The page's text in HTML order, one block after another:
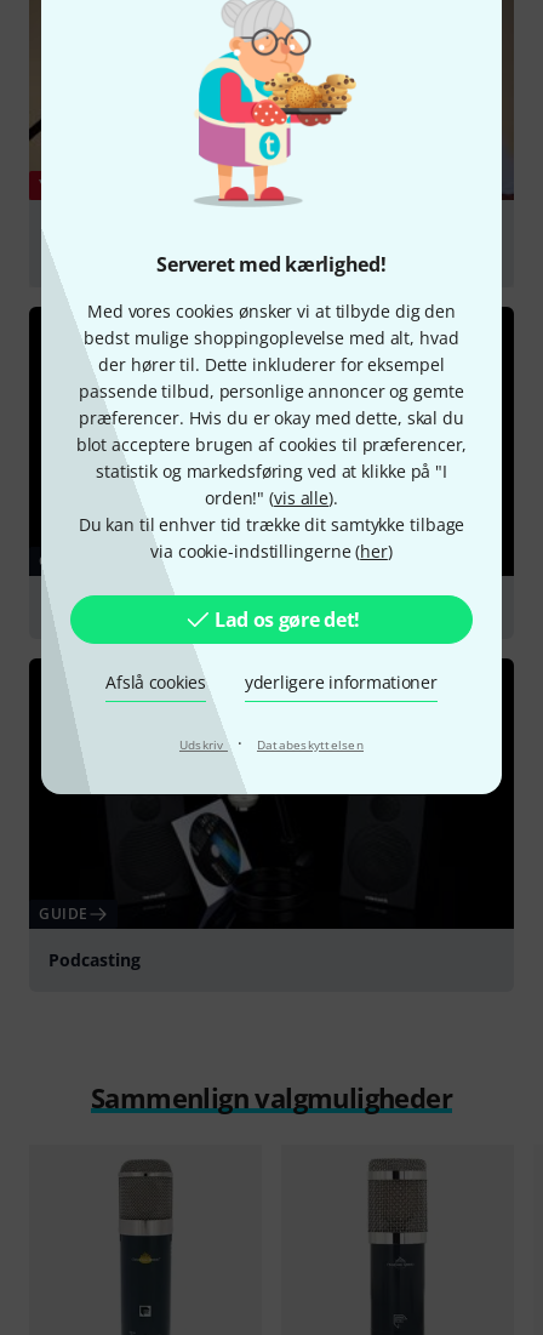
Serveret med kærlighed!
Med vores cookies ønsker vi at tilbyde dig den
bedst mulige shoppingoplevelse med alt, hvad
der hører til. Dette inkluderer for eksempel
passende tilbud, personlige annoncer og gemte
præferencer. Hvis du er okay med dette, skal du
blot acceptere brugen af cookies til præferencer,
statistik og markedsføring ved at klikke på "I
orden!" (vis alle).
Du kan til enhver tid trække dit samtykke tilbage
via cookie-indstillingerne (her)
Lad os gøre det!
Afslå cookies yderligere informationer
Udskriv · Databeskyttelsen
YOUTUBE
Microphone
afspille
GUIDE
Large Diaphragm Microphones
GUIDE
Podcasting
Sammenlign valgmuligheder